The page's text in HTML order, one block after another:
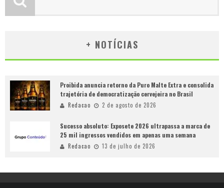
+ NOTÍCIAS
Proibida anuncia retorno da Puro Malte Extra e consolida
trajetória de democratização cervejeira no Brasil
Redacao 2 de agosto de 2026
Sucesso absoluto: Exposete 2026 ultrapassa a marca de
25 mil ingressos vendidos em apenas uma semana
Redacao 13 de julho de 2026